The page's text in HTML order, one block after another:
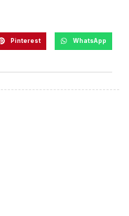
Pinterest WhatsApp